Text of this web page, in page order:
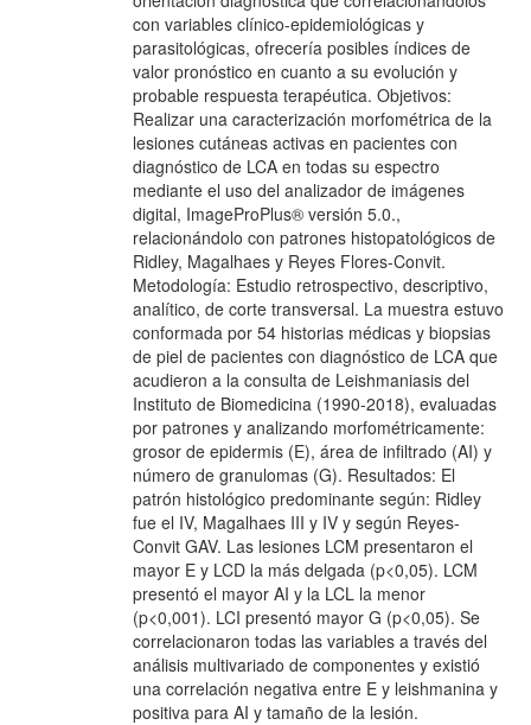
con variables clínico-epidemiológicas y
parasitológicas, ofrecería posibles índices de
valor pronóstico en cuanto a su evolución y
probable respuesta terapéutica. Objetivos:
Realizar una caracterización morfométrica de la
lesiones cutáneas activas en pacientes con
diagnóstico de LCA en todas su espectro
mediante el uso del analizador de imágenes
digital, ImageProPlus® versión 5.0.,
relacionándolo con patrones histopatológicos de
Ridley, Magalhaes y Reyes Flores-Convit.
Metodología: Estudio retrospectivo, descriptivo,
analítico, de corte transversal. La muestra estuvo
conformada por 54 historias médicas y biopsias
de piel de pacientes con diagnóstico de LCA que
acudieron a la consulta de Leishmaniasis del
Instituto de Biomedicina (1990-2018), evaluadas
por patrones y analizando morfométricamente:
grosor de epidermis (E), área de infiltrado (AI) y
número de granulomas (G). Resultados: El
patrón histológico predominante según: Ridley
fue el IV, Magalhaes III y IV y según Reyes-
Convit GAV. Las lesiones LCM presentaron el
mayor E y LCD la más delgada (p<0,05). LCM
presentó el mayor AI y la LCL la menor
(p<0,001). LCI presentó mayor G (p<0,05). Se
correlacionaron todas las variables a través del
análisis multivariado de componentes y existió
una correlación negativa entre E y leishmanina y
positiva para AI y tamaño de la lesión.